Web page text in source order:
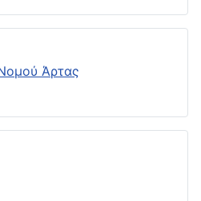
Άρτας